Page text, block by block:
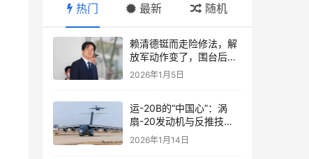
热门 最新 随机
赖清德铤而走险修法，解
放军动作变了，围台后的
“真正杀招”曝光
2026年1月5日
运-20B的“中国心”：涡
扇-20发动机与反推技术
大突破！
2026年1月14日